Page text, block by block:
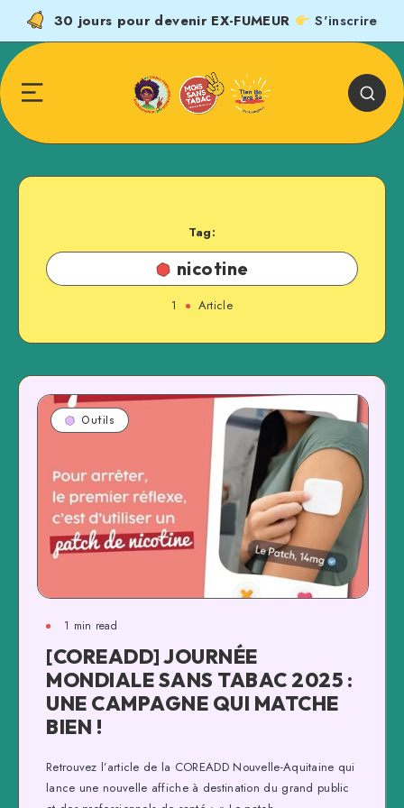
30 jours pour devenir EX-FUMEUR S'inscrire
Tag:
nicotine
1 Article
Outils
1 min read
[COREADD] JOURNÉE
MONDIALE SANS TABAC 2025 :
UNE CAMPAGNE QUI MATCHE
BIEN !
Retrouvez l’article de la COREADD Nouvelle-Aquitaine qui
lance une nouvelle affiche à destination du grand public